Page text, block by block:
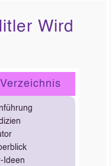
Wird
Verzeichnis
Ideen